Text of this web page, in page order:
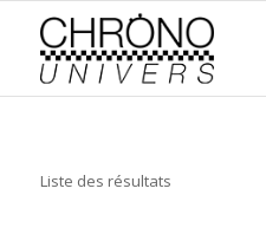
Liste des résultats